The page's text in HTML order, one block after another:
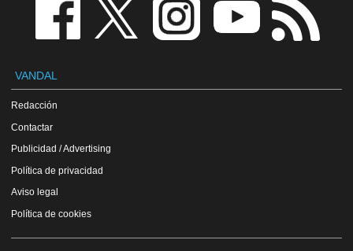
VANDAL
Redacción
Contactar
Publicidad / Advertising
Política de privacidad
Aviso legal
Política de cookies